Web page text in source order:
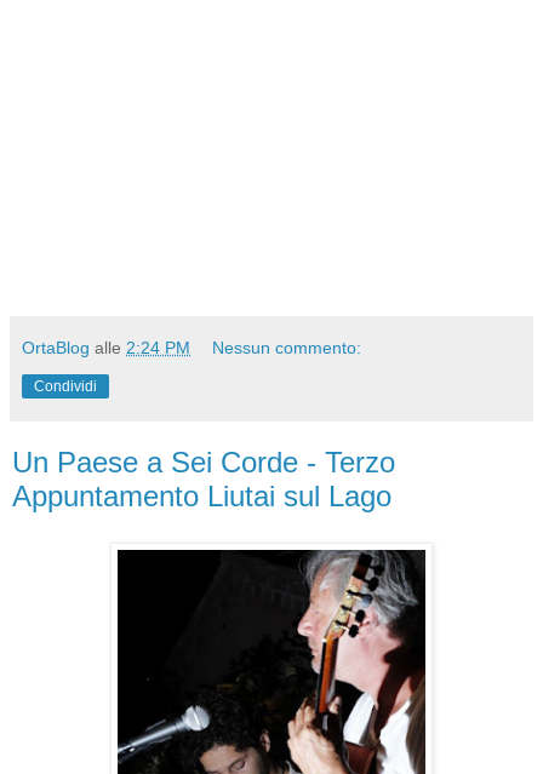
OrtaBlog alle 2:24 PM Nessun commento:
Condividi
Un Paese a Sei Corde - Terzo
Appuntamento Liutai sul Lago